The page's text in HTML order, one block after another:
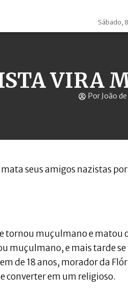
Sábado,
VIRA
Por João
seus amigos nazistas
muçulmano, e mais tarde
de 18 anos, morador da
converter em um religioso.